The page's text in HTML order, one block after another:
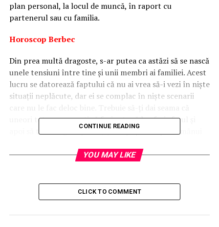
plan personal, la locul de muncă, în raport cu
partenerul sau cu familia.
Horoscop Berbec
Din prea multă dragoste, s-ar putea ca astăzi să se nască
unele tensiuni între tine şi unii membri ai familiei. Acest
lucru se datorează faptului că nu ai vrea să-i vezi în nişte
situaţii neplăcute, dar ei se complac în nişte scenarii
care nu le fac deloc bine. Trebuie să-ţi dai seama că
uneori tot ceea ce poţi să faci este să le oferi sfatul şi
apoi să te retragi împăcat(ă). Nu poţi să impui nimănui
răzgândească dacă nu văd lucrurile ca tine. Caută să nu-
Horoscop Taur
CONTINUE READING
YOU MAY LIKE
CLICK TO COMMENT